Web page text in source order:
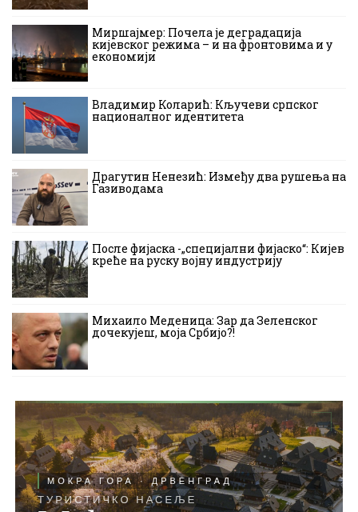
Миршајмер: Почела је деградација
кијевског режима – и на фронтовима и у
економији
Владимир Коларић: Кључеви српског
националног идентитета
Драгутин Ненезић: Између два рушења на
Газиводама
После фијаска -„специјални фијаско“: Кијев
креће на руску војну индустрију
Михаило Меденица: Зар да Зеленског
дочекујеш, моја Србијо?!